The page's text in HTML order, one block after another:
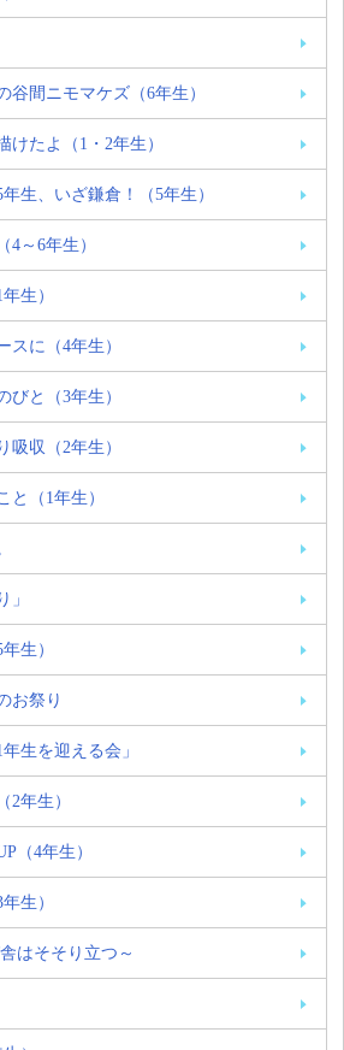
谷間ニモマケズ（6年生）
けたよ（1・2年生）
生、いざ鎌倉！（5年生）
4～6年生）
生）
スに（4年生）
びと（3年生）
吸収（2年生）
と（1年生）
」
生）
お祭り
生を迎える会」
2年生）
（4年生）
生）
はそそり立つ～